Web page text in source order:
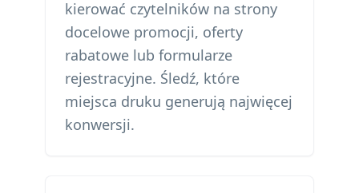
kierować czytelników na strony
docelowe promocji, oferty
rabatowe lub formularze
rejestracyjne. Śledź, które
miejsca druku generują najwięcej
konwersji.